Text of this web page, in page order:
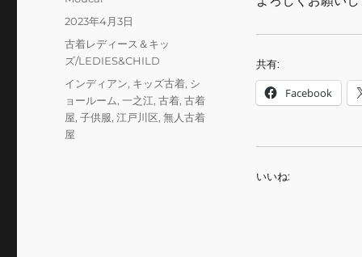
共有:
Facebook
いいね:
投
稿
日:
2023年4月3日
カ
テ
ゴ
ー
古着レディース＆キッ
ズ/LEDIES&CHILD
タ
グ
インディアン, キッズ古着, シ
ョールーム,一之江,古着,古着
屋,子供服,江戸川区,無人古着
屋